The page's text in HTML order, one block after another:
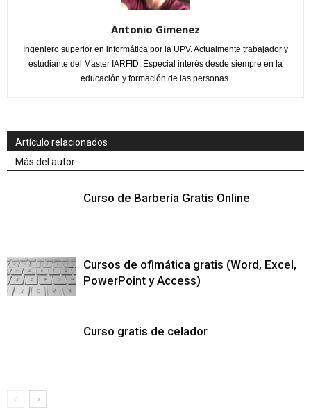
Antonio Gimenez
Ingeniero superior en informática por la UPV. Actualmente trabajador y
estudiante del Master IARFID. Especial interés desde siempre en la
educación y formación de las personas.
Artículo relacionados
Más del autor
Curso de Barbería Gratis Online
Cursos de ofimática gratis (Word, Excel,
PowerPoint y Access)
Curso gratis de celador